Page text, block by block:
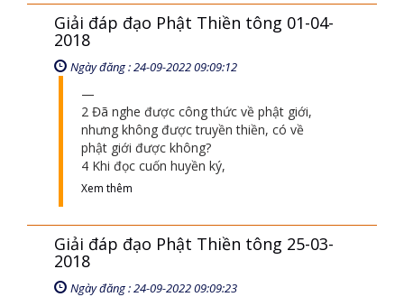
Giải đáp đạo Phật Thiền tông 01-04-
2018
Ngày đăng : 24-09-2022 09:09:12
2 Đã nghe được công thức về phật giới,
nhưng không được truyền thiền, có về
phật giới được không?
4 Khi đọc cuốn huyền ký,
Xem thêm
Giải đáp đạo Phật Thiền tông 25-03-
2018
Ngày đăng : 24-09-2022 09:09:23